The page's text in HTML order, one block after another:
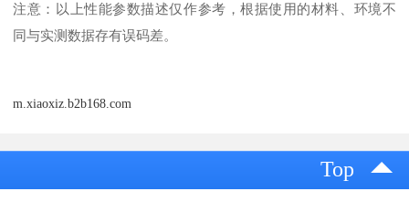
注意：以上性能参数描述仅作参考，根据使用的材料、环境不
同与实测数据存有误码差。
m.xiaoxiz.b2b168.com
Top